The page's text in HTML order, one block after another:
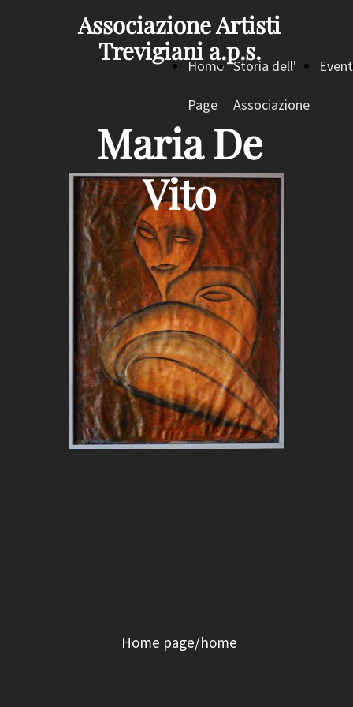
Associazione Artisti
Trevigiani a.p.s.
Home
Page
Storia dell'
Associazione
Maria De
Vito
Home page/home